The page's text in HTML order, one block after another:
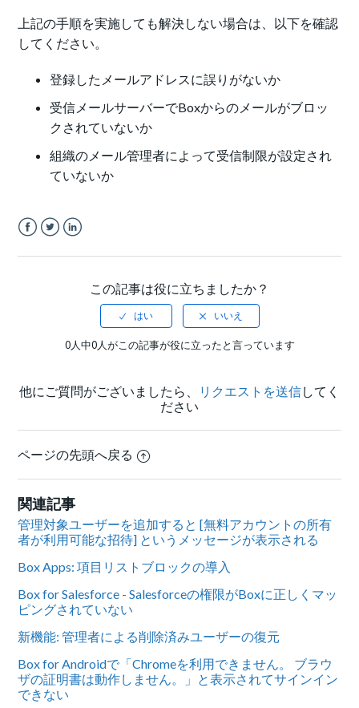
上記の手順を実施しても解決しない場合は、以下を確認
してください。
登録したメールアドレスに誤りがないか
受信メールサーバーでBoxからのメールがブロッ
クされていないか
組織のメール管理者によって受信制限が設定され
ていないか
この記事は役に立ちましたか？
0人中0人がこの記事が役に立ったと言っています
他にご質問がございましたら、 リクエストを送信してく
ださい
ページの先頭へ戻る
関連記事
管理対象ユーザーを追加すると [無料アカウントの所有
者が利用可能な招待] というメッセージが表示される
Box Apps: 項目リストブロックの導入
Box for Salesforce - Salesforceの権限がBoxに正しくマッ
ピングされていない
新機能: 管理者による削除済みユーザーの復元
Box for Androidで「Chromeを利用できません。 ブラウ
ザの証明書は動作しません。」と表示されてサインイン
できない